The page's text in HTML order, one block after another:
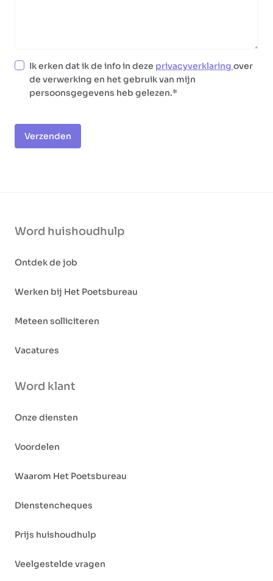
Ik erken dat ik de info in deze privacyverklaring over
de verwerking en het gebruik van mijn
persoonsgegevens heb gelezen.
Verzenden
Word huishoudhulp
Ontdek de job
Werken bij Het Poetsbureau
Meteen solliciteren
Vacatures
Word klant
Onze diensten
Voordelen
Waarom Het Poetsbureau
Dienstencheques
Prijs huishoudhulp
Veelgestelde vragen